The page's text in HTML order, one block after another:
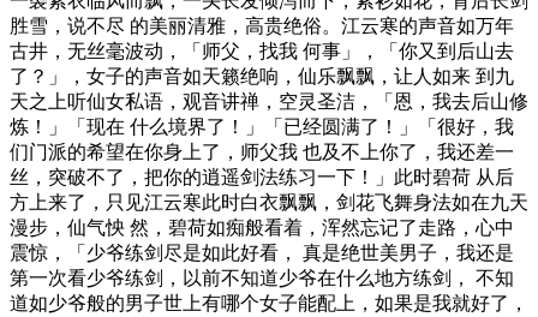
胜雪，说不尽 的美丽清雅，高贵绝俗。江云寒的声音如万年
古井，无丝毫波动，「师父，找我 何事」，「你又到后山去
了？」，女子的声音如天籁绝响，仙乐飘飘，让人如来 到九
天之上听仙女私语，观音讲禅，空灵圣洁，「恩，我去后山修
炼！」「现在 什么境界了！」「已经圆满了！」「很好，我
们门派的希望在你身上了，师父我 也及不上你了，我还差一
丝，突破不了，把你的逍遥剑法练习一下！」此时碧荷 从后
方上来了，只见江云寒此时白衣飘飘，剑花飞舞身法如在九天
漫步，仙气怏 然，碧荷如痴般看着，浑然忘记了走路，心中
震惊，「少爷练剑尽是如此好看， 真是绝世美男子，我还是
第一次看少爷练剑，以前不知道少爷在什么地方练剑， 不知
道如少爷般的男子世上有哪个女子能配上，如果是我就好了，